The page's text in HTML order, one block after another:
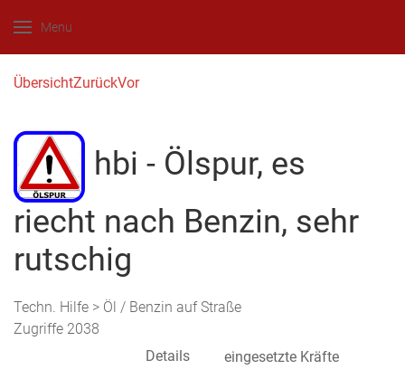
Menu
ÜbersichtZurückVor
hbi - Ölspur, es
riecht nach Benzin, sehr
rutschig
Techn. Hilfe > Öl / Benzin auf Straße
Zugriffe 2038
Details eingesetzte Kräfte